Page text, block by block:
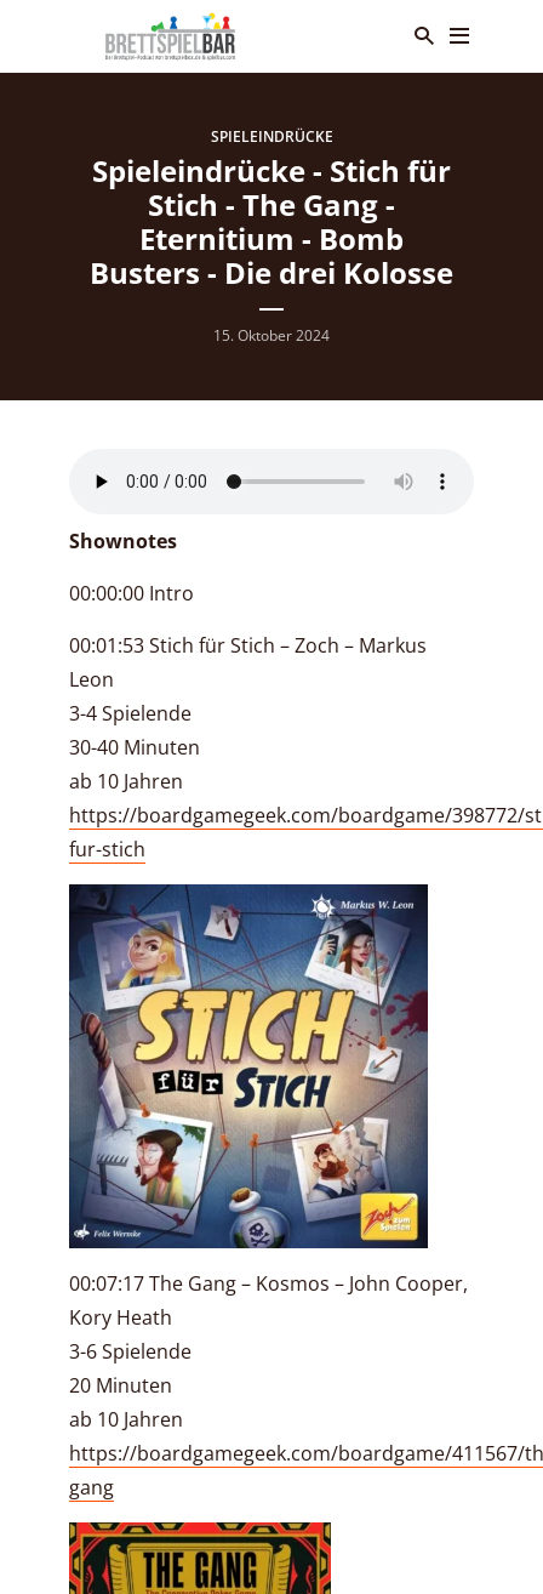
SPIELEINDRÜCKE
Spieleindrücke - Stich für
Stich - The Gang -
Eternitium - Bomb
Busters - Die drei Kolosse
15. Oktober 2024
Shownotes
00:00:00 Intro
00:01:53 Stich für Stich – Zoch – Markus
Leon
3-4 Spielende
30-40 Minuten
ab 10 Jahren
https://boardgamegeek.com/boardgame/398772/
fur-stich
00:07:17 The Gang – Kosmos – John Cooper,
Kory Heath
3-6 Spielende
20 Minuten
ab 10 Jahren
https://boardgamegeek.com/boardgame/411567/
gang